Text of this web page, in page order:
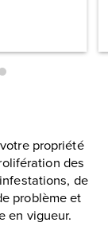
propriété
des
de
problème et
en vigueur.